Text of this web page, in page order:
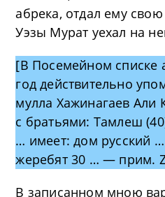
абрека, отдал ему
Уэзы Мурат уехал на
[В Посемейном списке
год действительно
мулла Хажинагаев Али
с братьями: Тамлеш
… имеет: дом русский
жеребят 30 … — прим.
В записанном мною